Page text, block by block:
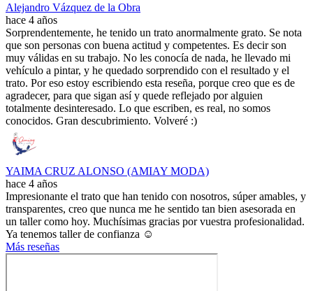
Alejandro Vázquez de la Obra
hace 4 años
Sorprendentemente, he tenido un trato anormalmente grato. Se nota
que son personas con buena actitud y competentes. Es decir son
muy válidas en su trabajo. No les conocía de nada, he llevado mi
vehículo a pintar, y he quedado sorprendido con el resultado y el
trato. Por eso estoy escribiendo esta reseña, porque creo que es de
agradecer, para que sigan así y quede reflejado por alguien
totalmente desinteresado. Lo que escriben, es real, no somos
conocidos. Gran descubrimiento. Volveré :)
YAIMA CRUZ ALONSO (AMIAY MODA)
hace 4 años
Impresionante el trato que han tenido con nosotros, súper amables, y
transparentes, creo que nunca me he sentido tan bien asesorada en
un taller como hoy. Muchísimas gracias por vuestra profesionalidad.
Ya tenemos taller de confianza ☺️
Más reseñas